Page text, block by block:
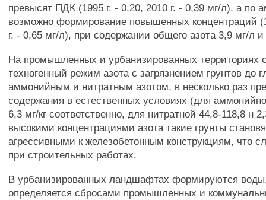
превысят ПДК (1995 г. - 0,20, 2010 г. - 0,39 мг/л), а по
возможно формирование повышенных концентраций
г. - 0,65 мг/л), при содержании общего азота 3,9 мг/л
На промышленных и урбанизированных территориях
техногенный режим азота с загрязнением грунтов до
аммонийным и нитратным азотом, в несколько раз
содержания в естественных условиях (для
6,3 мг/кг соответственно, для нитратной 44,8-118,8 н
высокими концентрациями азота такие грунты
агрессивными к железобетонным конструкциям, что
при строительных работах.
В урбанизированных ландшафтах формируются
определяется сбросами промышленных и